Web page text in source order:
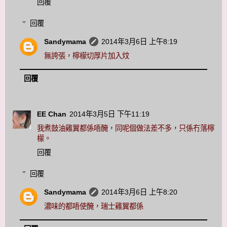
回覆
回覆
Sandymama
2014年3月6日 上午8:19
無誇張，檸檬切厚片加入炆
回覆
EE Chan 2014年3月5日 下午11:19
我煮鼓油雞翼都係唔醃，同呢個做法差不多，只係冇落檸
檬。
回覆
回覆
Sandymama
2014年3月6日 上午8:20
濃味的都唔使醃，瑞士雞翼都係